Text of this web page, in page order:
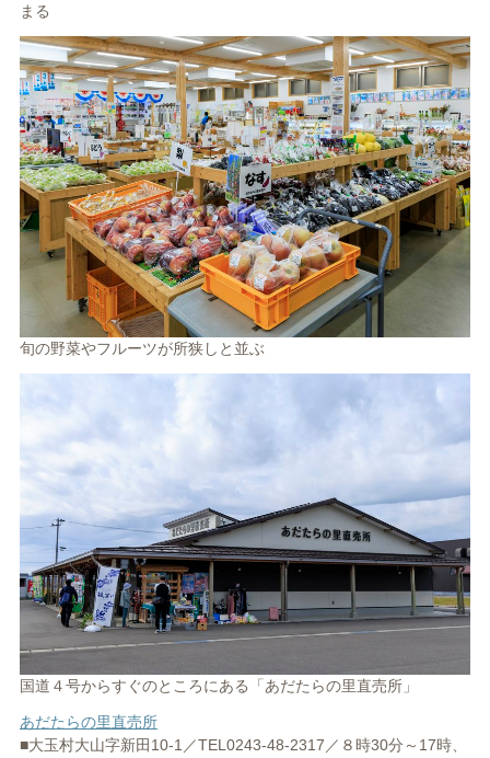
まる
旬の野菜やフルーツが所狭しと並ぶ
国道４号からすぐのところにある「あだたらの里直売所」
あだたらの里直売所
■大玉村大山字新田10-1／TEL0243-48-2317／８時30分～17時、